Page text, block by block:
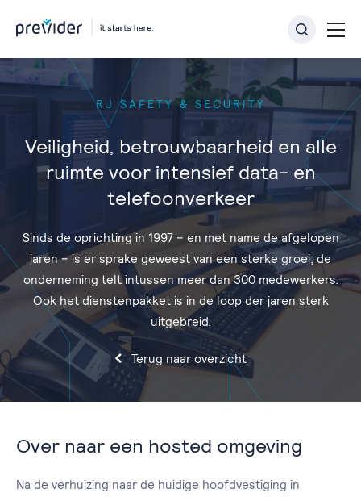
RJ SAFETY & SECURITY
Veiligheid, betrouwbaarheid en alle
ruimte voor intensief data- en
telefoonverkeer
Sinds de oprichting in 1997 − en met name de afgelopen
jaren − is er sprake geweest van een sterke groei; de
onderneming telt intussen meer dan 300 medewerkers.
Ook het dienstenpakket is in de loop der jaren sterk
uitgebreid.
Terug naar overzicht
Over naar een hosted omgeving
Na de verhuizing naar de huidige hoofdvestiging in